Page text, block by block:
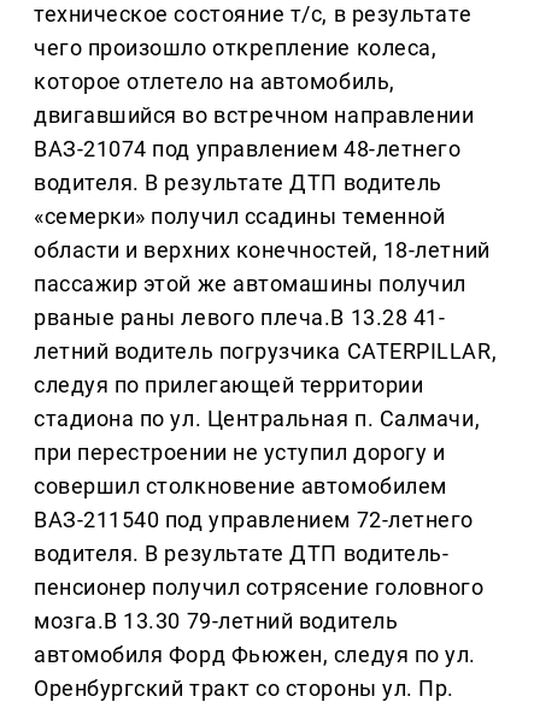
техническое состояние т/с, в результате
чего произошло открепление колеса,
которое отлетело на автомобиль,
двигавшийся во встречном направлении
ВАЗ-21074 под управлением 48-летнего
водителя. В результате ДТП водитель
«семерки» получил ссадины теменной
области и верхних конечностей, 18-летний
пассажир этой же автомашины получил
рваные раны левого плеча.В 13.28 41-
летний водитель погрузчика CATERPILLAR,
следуя по прилегающей территории
стадиона по ул. Центральная п. Салмачи,
при перестроении не уступил дорогу и
совершил столкновение автомобилем
ВАЗ-211540 под управлением 72-летнего
водителя. В результате ДТП водитель-
пенсионер получил сотрясение головного
мозга.В 13.30 79-летний водитель
автомобиля Форд Фьюжен, следуя по ул.
Оренбургский тракт со стороны ул. Пр.